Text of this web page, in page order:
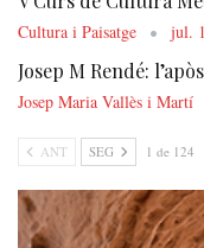
Cultura i Paisatge jul.
Josep M Rendé:
Josep Maria Vallès i Martí
ANT SEG 1 de 124